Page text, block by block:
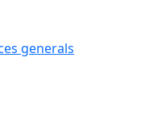
generals